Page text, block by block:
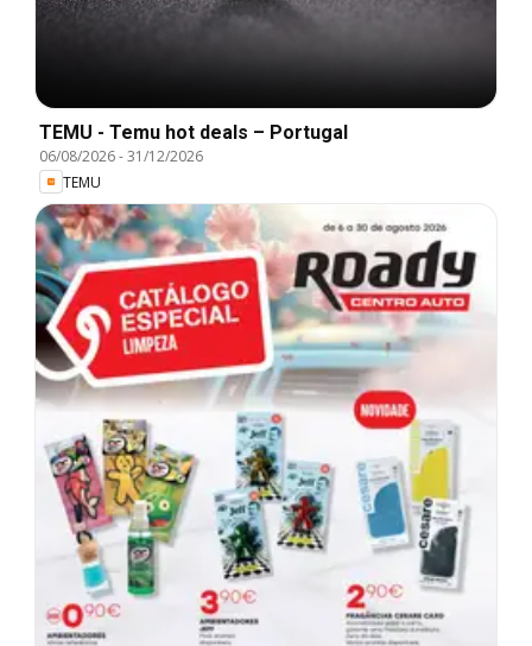
TEMU - Temu hot deals – Portugal
06/08/2026-31/12/2026
TEMU